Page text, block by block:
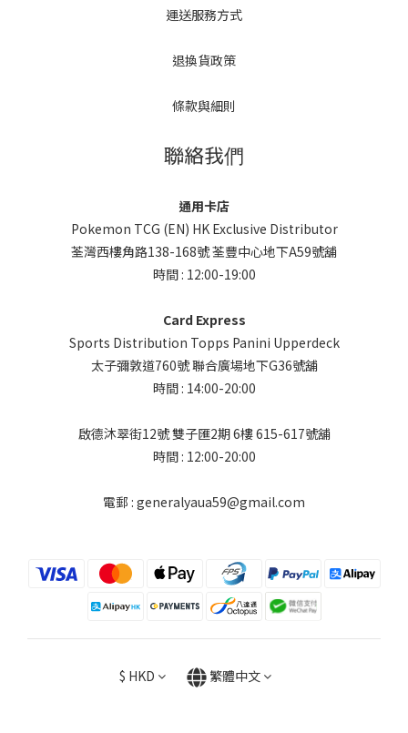
運送服務方式
退換貨政策
條款與細則
聯絡我們
通用卡店
Pokemon TCG (EN) HK Exclusive Distributor
荃灣西樓角路138-168號 荃豐中心地下A59號舖
時間 : 12:00-19:00
Card Express
Sports Distribution Topps Panini Upperdeck
太子彌敦道760號 聯合廣場地下G36號舖
時間 : 14:00-20:00
啟德沐翠街12號 雙子匯2期 6樓 615-617號舖
時間 : 12:00-20:00
電郵 : generalyaua59@gmail.com
$ HKD 繁體中文